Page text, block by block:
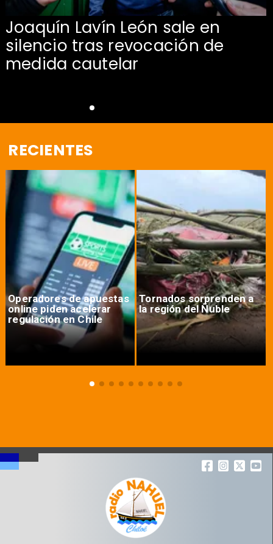
Joaquín Lavín León sale en
silencio tras revocación de
medida cautelar
RECIENTES
Operadores de apuestas
online piden acelerar
regulación en Chile
Tornados sorprenden a
la región del Ñuble